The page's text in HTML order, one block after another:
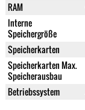
RAM
Interne
Speichergröße
Speicherkarten
Speicherkarten Max.
Speicherausbau
Betriebssystem